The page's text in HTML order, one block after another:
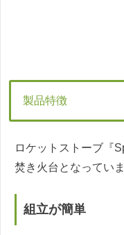
製品特徴
ロケットストーブ『
焚き火台となっていま
組立が簡単